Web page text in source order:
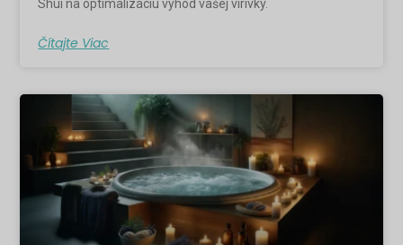
Shui na optimalizáciu výhod vašej vírivky.
Čítajte Viac